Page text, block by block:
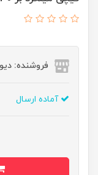
فروشنده:
آماده ارسال